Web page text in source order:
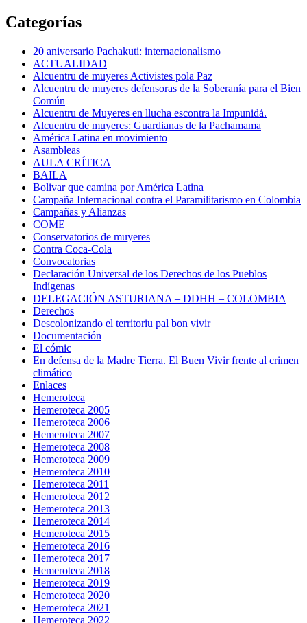
Categorías
20 aniversario Pachakuti: internacionalismo
ACTUALIDAD
Alcuentru de muyeres Activistes pola Paz
Alcuentru de muyeres defensoras de la Soberanía para el Bien
Común
Alcuentru de Muyeres en llucha escontra la Impunidá.
Alcuentru de muyeres: Guardianas de la Pachamama
América Latina en movimiento
Asambleas
AULA CRÍTICA
BAILA
Bolivar que camina por América Latina
Campaña Internacional contra el Paramilitarismo en Colombia
Campañas y Alianzas
COME
Conservatorios de muyeres
Contra Coca-Cola
Convocatorias
Declaración Universal de los Derechos de los Pueblos
Indígenas
DELEGACIÓN ASTURIANA – DDHH – COLOMBIA
Derechos
Descolonizando el territoriu pal bon vivir
Documentación
El cómic
En defensa de la Madre Tierra. El Buen Vivir frente al crimen
climático
Enlaces
Hemeroteca
Hemeroteca 2005
Hemeroteca 2006
Hemeroteca 2007
Hemeroteca 2008
Hemeroteca 2009
Hemeroteca 2010
Hemeroteca 2011
Hemeroteca 2012
Hemeroteca 2013
Hemeroteca 2014
Hemeroteca 2015
Hemeroteca 2016
Hemeroteca 2017
Hemeroteca 2018
Hemeroteca 2019
Hemeroteca 2020
Hemeroteca 2021
Hemeroteca 2022